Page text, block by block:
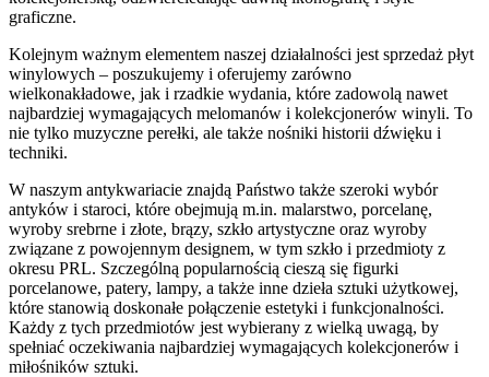
graficzne.
Kolejnym ważnym elementem naszej działalności jest sprzedaż płyt
winylowych – poszukujemy i oferujemy zarówno
wielkonakładowe, jak i rzadkie wydania, które zadowolą nawet
najbardziej wymagających melomanów i kolekcjonerów winyli. To
nie tylko muzyczne perełki, ale także nośniki historii dźwięku i
techniki.
W naszym antykwariacie znajdą Państwo także szeroki wybór
antyków i staroci, które obejmują m.in. malarstwo, porcelanę,
wyroby srebrne i złote, brązy, szkło artystyczne oraz wyroby
związane z powojennym designem, w tym szkło i przedmioty z
okresu PRL. Szczególną popularnością cieszą się figurki
porcelanowe, patery, lampy, a także inne dzieła sztuki użytkowej,
które stanowią doskonałe połączenie estetyki i funkcjonalności.
Każdy z tych przedmiotów jest wybierany z wielką uwagą, by
spełniać oczekiwania najbardziej wymagających kolekcjonerów i
miłośników sztuki.